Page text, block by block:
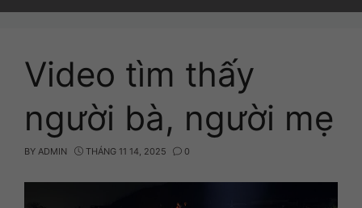
Video tìm thấy
người bà, người mẹ
BY ADMIN THÁNG 11 14, 2025 0